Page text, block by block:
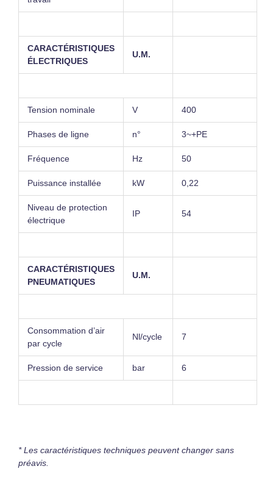
CARACTÉRISTIQUES
ÉLECTRIQUES
U.M.
Tension nominale V 400
Phases de ligne n° 3~+PE
Fréquence Hz 50
Puissance installée kW 0,22
Niveau de protection
électrique
IP 54
CARACTÉRISTIQUES
PNEUMATIQUES
U.M.
Consommation d’air
par cycle
Nl/cycle 7
Pression de service bar 6
* Les caractéristiques techniques peuvent changer sans
préavis.